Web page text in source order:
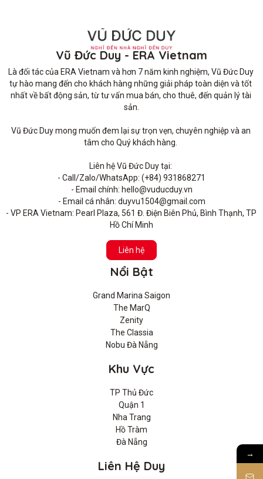
Vũ Đức Duy - ERA Vietnam
Là đối tác của ERA Vietnam và hơn 7 năm kinh nghiệm, Vũ Đức Duy
tự hào mang đến cho khách hàng những giải pháp toàn diện và tốt
nhất về bất động sản, từ tư vấn mua bán, cho thuê, đến quản lý tài
sản.
Vũ Đức Duy mong muốn đem lại sự trọn vẹn, chuyên nghiệp và an
tâm cho Quý khách hàng.
Liên hệ Vũ Đức Duy tại:
- Call/Zalo/WhatsApp: (+84) 931868271
- Email chính: hello@vuducduy.vn
- Email cá nhân: duyvu1504@gmail.com
- VP ERA Vietnam: Pearl Plaza, 561 Đ. Điện Biên Phủ, Bình Thạnh, TP
Hồ Chí Minh
Liên hệ
Nổi Bật
Grand Marina Saigon
The MarQ
Zenity
The Classia
Nobu Đà Nẵng
Khu Vực
TP Thủ Đức
Quận 1
Nha Trang
Hồ Tràm
Đà Nẵng
Liên Hệ Duy
→